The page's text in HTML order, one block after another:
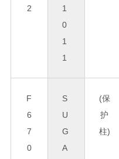
2
1
0
1
1
F
6
7
0
S
U
G
A
(保
护
柱)